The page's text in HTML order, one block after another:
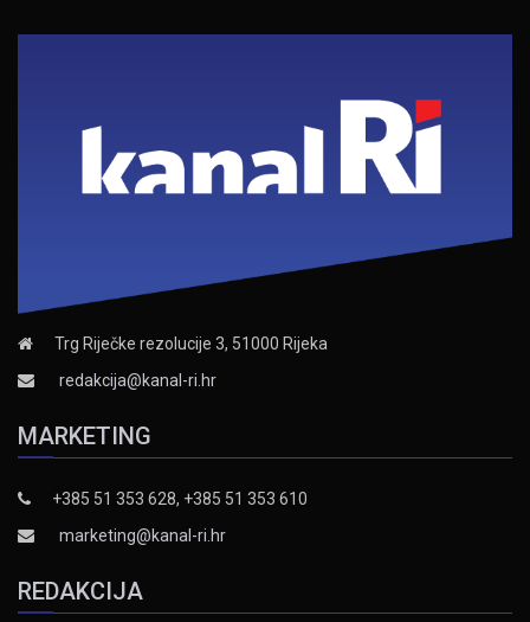
Trg Riječke rezolucije 3, 51000 Rijeka
redakcija@kanal-ri.hr
MARKETING
+385 51 353 628, +385 51 353 610
marketing@kanal-ri.hr
REDAKCIJA